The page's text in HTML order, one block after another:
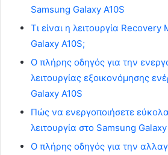
Samsung Galaxy A10S
Τι είναι η λειτουργία
Galaxy A10S;
Ο πλήρης οδηγός για την
λειτουργίας εξοικονόμησης
Galaxy A10S
Πώς να ενεργοποιήσετε
λειτουργία στο Samsung
Ο πλήρης οδηγός για την